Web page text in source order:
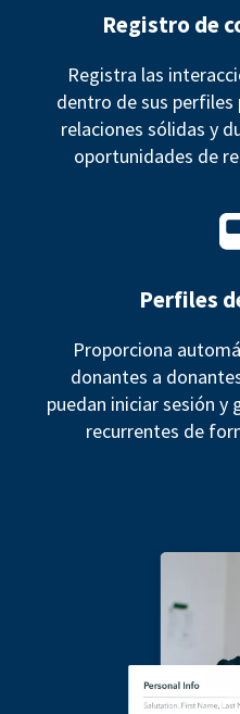
Registro de
Registra las
dentro de sus perfiles
relaciones sólidas y
oportunidades de
Perfiles
Proporciona
donantes a
puedan iniciar sesión y
recurrentes de